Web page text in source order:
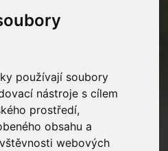
používají soubory
nástroje s cílem
prostředí,
obsahu a
webových